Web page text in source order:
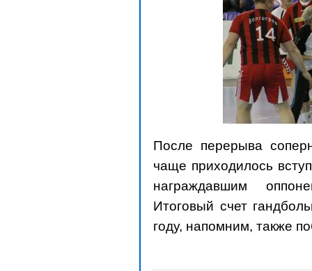
После перерыва
чаще приходилось
награждавшим
Итоговый счет
году, напомним, также